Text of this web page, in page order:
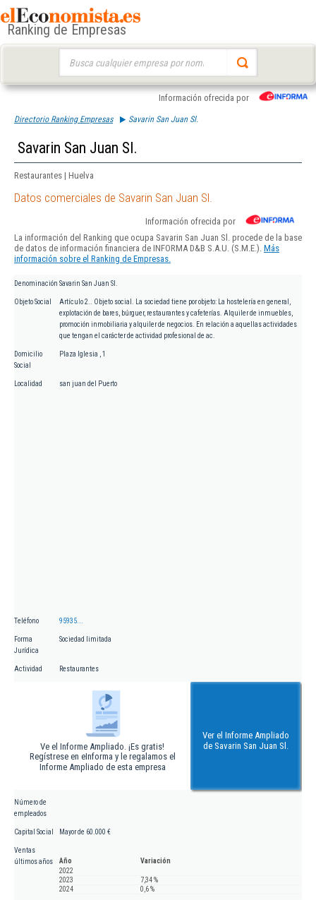
Ranking de Empresas
Información ofrecida por
Directorio Ranking Empresas Savarin San Juan Sl.
Savarin San Juan Sl.
Restaurantes | Huelva
Datos comerciales de Savarin San Juan Sl.
Información ofrecida por
La información del Ranking que ocupa Savarin San Juan Sl. procede de la base
de datos de información financiera de INFORMA D&B S.A.U. (S.M.E.). Más
información sobre el Ranking de Empresas.
Denominación Savarin San Juan Sl.
Objeto Social
Artículo 2.. Objeto social. La sociedad tiene por objeto: La hostelería en general,
explotación de bares, búrguer, restaurantes y cafeterías. Alquiler de inmuebles,
promoción inmobiliaria y alquiler de negocios. En relación a aquellas actividades
que tengan el carácter de actividad profesional de ac.
Domicilio
Social
Plaza Iglesia , 1
Localidad san juan del Puerto
Teléfono 95935...
Forma
Jurídica
Sociedad limitada
Actividad Restaurantes
Ve el Informe Ampliado. ¡Es gratis!
Regístrese en eInforma y le regalamos el
Informe Ampliado de esta empresa
Ver el Informe Ampliado
de Savarin San Juan Sl.
Número de
empleados
Capital Social Mayor de 60.000 €
Ventas
últimos años
Año
Variación
2022
2023
7,34 %
2024
0,6 %